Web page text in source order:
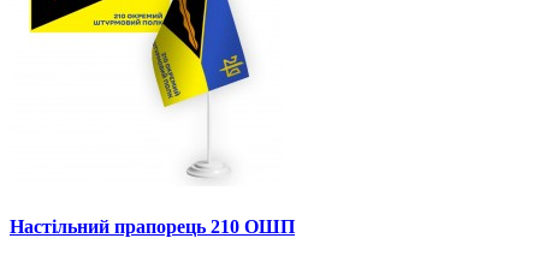
Настільний прапорець 210 ОШП